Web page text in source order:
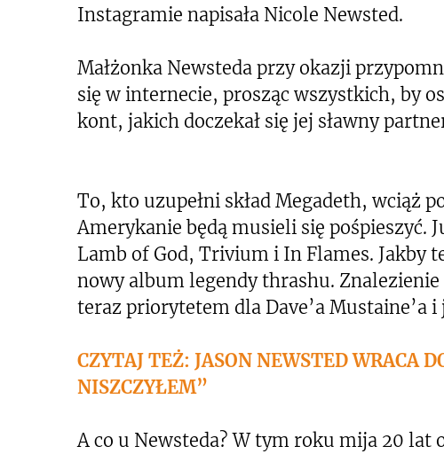
Instagramie napisała Nicole Newsted.
Małżonka Newsteda przy okazji
się w internecie, prosząc wszystkich, by
kont, jakich doczekał się jej sławny
To, kto uzupełni skład Megadeth, wciąż
Amerykanie będą musieli się pośpieszyć.
Lamb of God, Trivium i In Flames. Jakby
nowy album legendy thrashu.
teraz priorytetem dla Dave’a Mustaine’a i
CZYTAJ TEŻ: JASON NEWSTED WRACA
NISZCZYŁEM”
A co u Newsteda? W tym roku mija 20 lat